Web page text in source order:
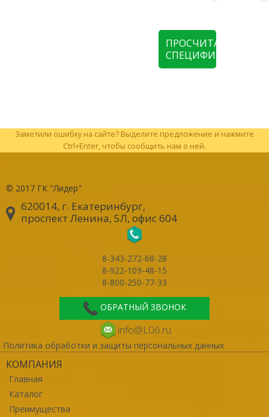
ПРОСЧИТАТЬ
СПЕЦИФИКАЦИЮ
Заметили ошибку на сайте? Выделите предложение и нажмите
Ctrl+Enter, чтобы сообщить нам о ней.
© 2017 ГК "Лидер"
620014, г. Екатеринбург,
проспект Ленина, 5Л, офис 604
8-343-272-68-28
8-922-109-48-15
8-800-250-77-33
ОБРАТНЫЙ ЗВОНОК
info@L06.ru
Политика обработки и защиты персональных данных
КОМПАНИЯ
Главная
Каталог
Преимущества